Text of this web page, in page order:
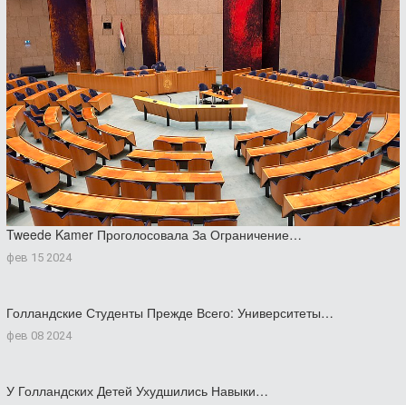
Tweede Kamer Проголосовала За Ограничение…
фев 15 2024
Голландские Студенты Прежде Всего: Университеты…
фев 08 2024
У Голландских Детей Ухудшились Навыки…